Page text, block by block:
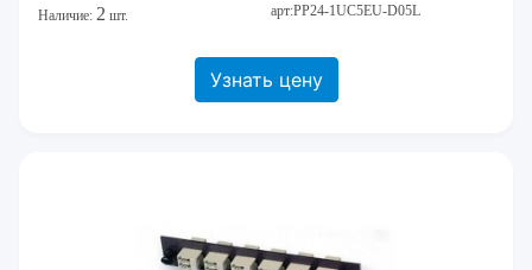
Наличие: 2 шт. арт:PP24-1UC5EU-D05L
Узнать цену